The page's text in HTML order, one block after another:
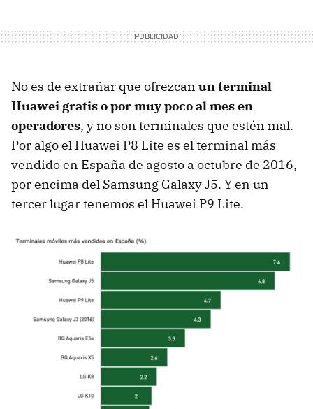
No es de extrañar que ofrezcan un terminal
Huawei gratis o por muy poco al mes en
operadores, y no son terminales que estén mal.
Por algo el Huawei P8 Lite es el terminal más
vendido en España de agosto a octubre de 2016,
por encima del Samsung Galaxy J5. Y en un
tercer lugar tenemos el Huawei P9 Lite.